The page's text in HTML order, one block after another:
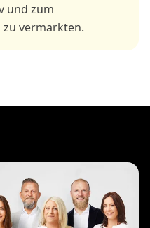
und zum
vermarkten.